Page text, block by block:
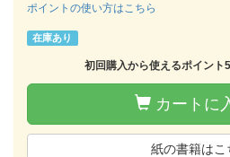
ポイントの使い方はこちら
在庫あり
初回購入から使えるポイント
カートに
紙の書籍はこ